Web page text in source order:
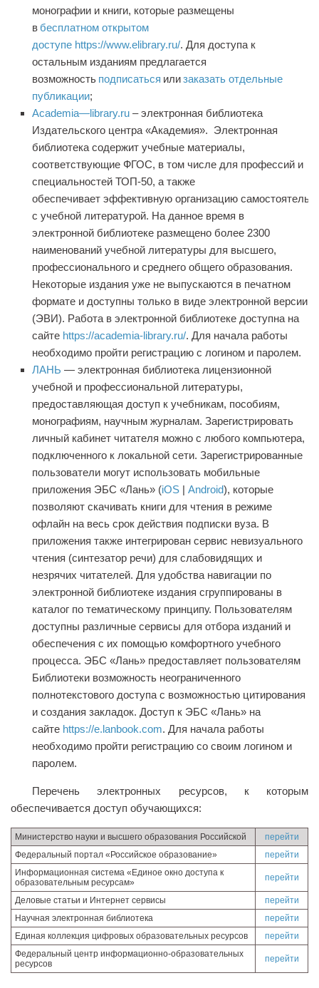
монографии и книги, которые размещены
в бесплатном открытом
доступе https://www.elibrary.ru/. Для доступа к
остальным изданиям предлагается
возможность подписаться илизаказать отдельные
публикации;
Academia—library.ru –электронная библиотека
Издательского центра «Академия». Электронная
библиотека содержит учебные материалы,
соответствующие ФГОС, в том числе для профессий и
специальностей ТОП-50, а также
обеспечивает эффективную организацию самостоятельн
с учебной литературой. На данное время в
электронной библиотеке размещено более 2300
наименований учебной литературы для высшего,
профессионального и среднего общего образования.
Некоторые издания уже не выпускаются в печатном
формате и доступны только в виде электронной версии
(ЭВИ). Работа в электронной библиотеке доступна на
сайте https://academia-library.ru/. Для начала работы
необходимо пройти регистрацию с логином и паролем.
ЛАНЬ — электронная библиотека лицензионной
учебной и профессиональной литературы,
предоставляющая доступ к учебникам, пособиям,
монографиям, научным журналам. Зарегистрировать
личный кабинет читателя можно с любого компьютера,
подключенного к локальной сети. Зарегистрированные
пользователи могут использовать мобильные
приложения ЭБС «Лань» (iOS | Android), которые
позволяют скачивать книги для чтения в режиме
офлайн на весь срок действия подписки вуза. В
приложения также интегрирован сервис невизуального
чтения (синтезатор речи) для слабовидящих и
незрячих читателей. Для удобства навигации по
электронной библиотеке издания сгруппированы в
каталог по тематическому принципу. Пользователям
доступны различные сервисы для отбора изданий и
обеспечения с их помощью комфортного учебного
процесса. ЭБС «Лань» предоставляет пользователям
Библиотеки возможность неограниченного
полнотекстового доступа с возможностью цитирования
и создания закладок. Доступ к ЭБС «Лань» на
сайте https://e.lanbook.com. Для начала работы
необходимо пройти регистрацию со своим логином и
паролем.
Перечень электронных ресурсов, к которым
обеспечивается доступ обучающихся:
Министерство науки и высшего образования Российской
перейти
Федеральный портал «Российское образование»
перейти
Информационная система «Единое окно доступа к
образовательным ресурсам»
перейти
Деловые статьи и Интернет сервисы
перейти
Научная электронная библиотека
перейти
Единая коллекция цифровых образовательных ресурсов
перейти
Федеральный центр информационно-образовательных
ресурсов
перейти